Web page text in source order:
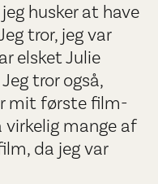
husker at have
tror, jeg var
elsket Julie
tror også,
mit første film-
virkelig mange af
da jeg var